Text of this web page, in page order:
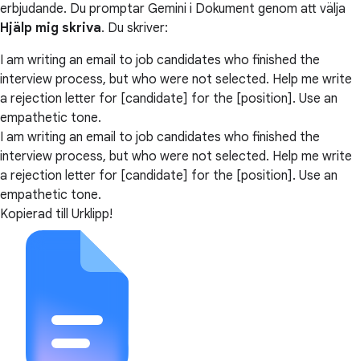
erbjudande. Du promptar Gemini i Dokument genom att välja
Hjälp mig skriva. Du skriver:
I am writing an email to job candidates who finished the
interview process, but who were not selected. Help me write
a rejection letter for [candidate] for the [position]. Use an
empathetic tone.
I am writing an email to job candidates who finished the
interview process, but who were not selected. Help me write
a rejection letter for [candidate] for the [position]. Use an
empathetic tone.
Kopierad till Urklipp!